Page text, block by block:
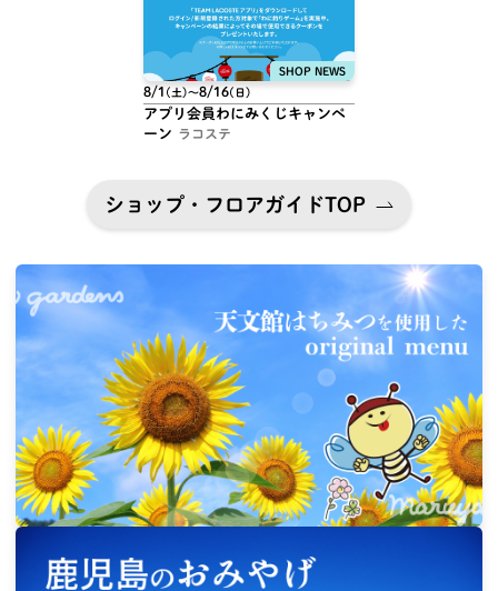
8/1 (土)〜8/16(日)
アプリ会員わにみくじキャンペ
ーン ラコステ
ショップ・フロアガイドTOP